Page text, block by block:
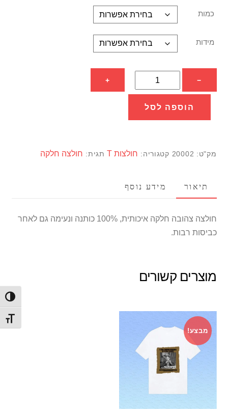
מתג
כמות
מידות
−
של
+
הוספה לסל
מק"ט: 20002 קטגוריה: חולצות T תגית: חולצה חלקה
תיאור מידע נוסף
חולצה צהובה חלקה איכותית, 100% כותנה ונעימה גם לאחר
כביסות רבות.
מוצרים קשורים
מבצע!